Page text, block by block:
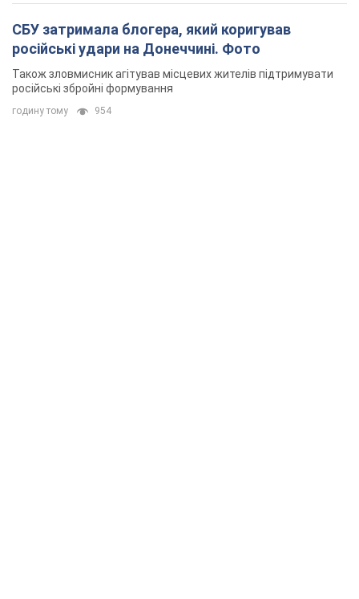
СБУ затримала блогера, який коригував
російські удари на Донеччині. Фото
Також зловмисник агітував місцевих жителів підтримувати
російські збройні формування
годину тому 954